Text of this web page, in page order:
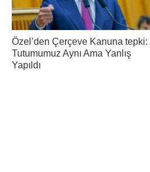
Özel’den Çerçeve Kanuna tepki:
Tutumumuz Aynı Ama Yanlış
Yapıldı